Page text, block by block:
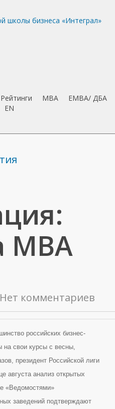
MBA
EMBA/ ДБA
EN
МВА
Нет комментариев
российских бизнес-
на свои курсы с весны,
президент Российской лиги
августа анализ открытых
«Ведомостями»
заведений подтверждают